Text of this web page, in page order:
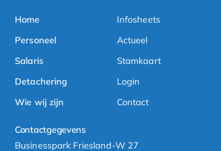
Home
Personeel
Salaris
Detachering
Wie wij zijn
Infosheets
Actueel
Stamkaart
Login
Contact
Contactgegevens
Businesspark Friesland-W 27